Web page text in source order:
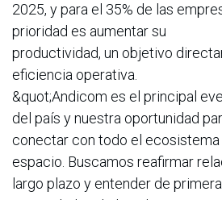
2025, y para el 35% de las
prioridad es aumentar su
productividad, un objetivo
eficiencia operativa.
&quot;Andicom es el principal
del país y nuestra oportunidad
conectar con todo el ecosistema
espacio. Buscamos reafirmar
largo plazo y entender de